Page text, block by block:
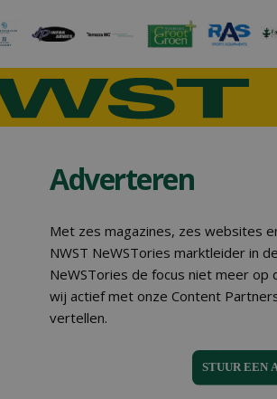
Adverteren
Met zes magazines, zes websites
NWST NeWSTories marktleider in
NeWSTories de focus niet meer op
wij actief met onze Content
vertellen.